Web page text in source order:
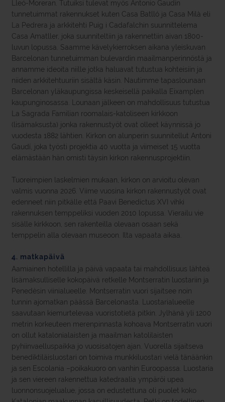
Lleó-Moreran. Tutuiksi tulevat myös Antonio Gaudín
tunnetuimmat rakennukset kuten Casa Batlló ja Casa Milà eli
La Pedrera ja arkkitehti Puig i Cadafalchin suunnittelema
Casa Amatller, joka suunniteltiin ja rakennettiin aivan 1800-
luvun lopussa. Saamme kävelykierroksen aikana yleiskuvan
Barcelonan tunnetuimman bulevardin maailmanperinnöstä ja
annamme ideoita niille jotka haluavat tutustua kohteisiin ja
niiden arkkitehtuuriin sisältä käsin. Nautimme tapaslounaan
Barcelonan yläkaupungissa keskeisellä paikalla Eixamplen
kaupunginosassa. Lounaan jälkeen on mahdollisuus tutustua
La Sagrada Familian roomalais-katoliseen kirkkoon
(lisämaksusta) jonka rakennustyöt ovat olleet käynnissä jo
vuodesta 1882 lähtien. Kirkon on alunperin suunnitellut Antoni
Gaudí, joka työsti projektia 40 vuotta ja viimeiset 15 vuotta
elämästään hän omisti täysin kirkon rakennusprojektiin.
Tuoreimpien laskelmien mukaan, kirkon on arvioitu olevan
valmis vuonna 2026. Viime vuosina kirkon rakennustyöt ovat
edenneet niin pitkälle että Paavi Benedictus XVI vihki
rakennuksen temppeliksi vuoden 2010 lopussa. Vierailu vie
sisälle kirkkoon, sen rakenteilla olevaan osaan sekä
temppelin alla olevaan museoon. Ilta vapaata aikaa.
4. matkapäivä
Aamiainen hotellilla ja päivä vapaata tai mahdollisuus lähteä
lisämaksulliselle kokopäivä retkelle Montserratin luostariin ja
Penedèsin viinialueelle. Montserratin vuori sijaitsee noin
tunnin ajomatkan päässä Barcelonasta. Luostarialueelle
saavutaan kiemurtelevaa vuoristotietä pitkin. Jylhänä yli 1200
metrin korkeuteen merenpinnasta kohoava Montserratin vuori
on ollut katalonialaisten ja maailman katolilaisten
pyhiinvaelluspaikka jo vuosisatojen ajan. Vuorella sijaitseva
benediktiläisluostari on toimiva munkkiluostari vielä tänäänkin
ja sen Escolania –poikakuoro on vanhin Euroopassa. Luostaria
ja sen viereen rakennettua katedraalia ympäröi upea
luonnonsuojelualue, jossa on edustettuna oli puolet koko